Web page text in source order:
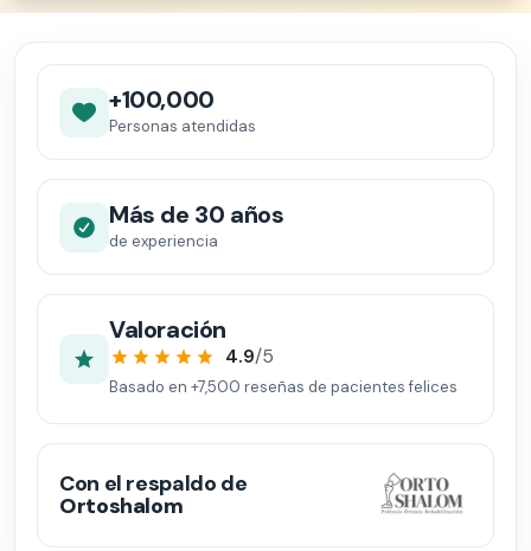
+100,000
Personas atendidas
Más de 30 años
de experiencia
Valoración
4.9/5
Basado en +7,500 reseñas de pacientes felices
Con el respaldo de
Ortoshalom